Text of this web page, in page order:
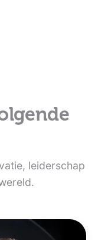
leiderschap